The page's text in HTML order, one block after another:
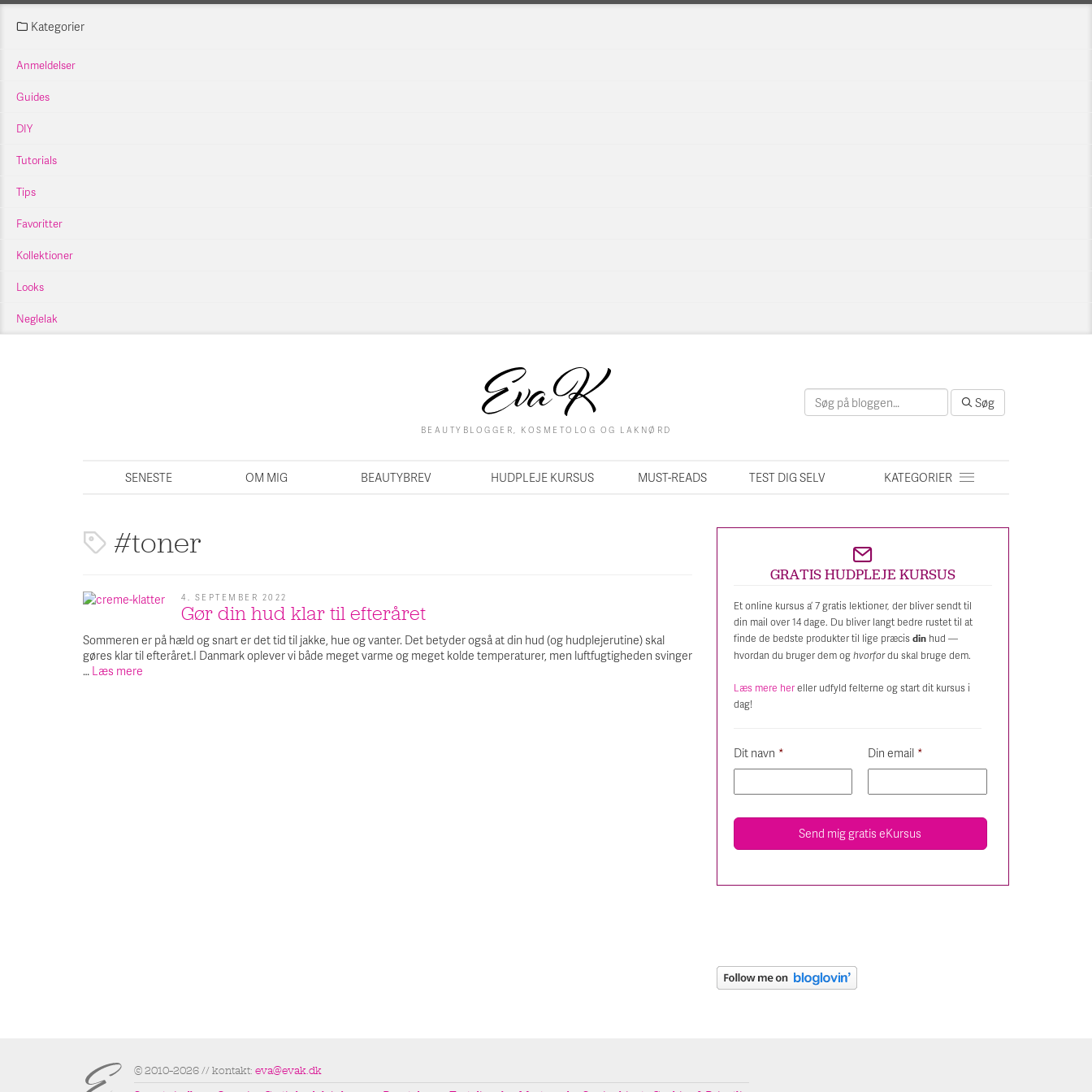
Kategorier
Anmeldelser
Guides
DIY
Tutorials
Tips
Favoritter
Kollektioner
Looks
Neglelak
BEAUTYBLOGGER, KOSMETOLOG OG LAKNØRD
SENESTE OM MIG BEAUTYBREV HUDPLEJE KURSUS MUST-READS TEST DIG SELV KATEGORIER
Søg
efter:
Søg
toner
4. SEPTEMBER 2022
Gør din hud klar til efteråret
Sommeren er på hæld og snart er det tid til jakke, hue og vanter. Det betyder også at din hud (og hudplejerutine) skal
gøres klar til efteråret.I Danmark oplever vi både meget varme og meget kolde temperaturer, men luftfugtigheden svinger
… Læs mere
GRATIS HUDPLEJE KURSUS
Et online kursus a’ 7 gratis lektioner, der bliver sendt til
din mail over 14 dage. Du bliver langt bedre rustet til at
finde de bedste produkter til lige præcis din hud —
hvordan du bruger dem oghvorfordu skal bruge dem.
Læs mere hereller udfyld felterne og start dit kursus i
dag!
Dit navn * Din email *
© 2010–2026 // kontakt: eva@evak.dk